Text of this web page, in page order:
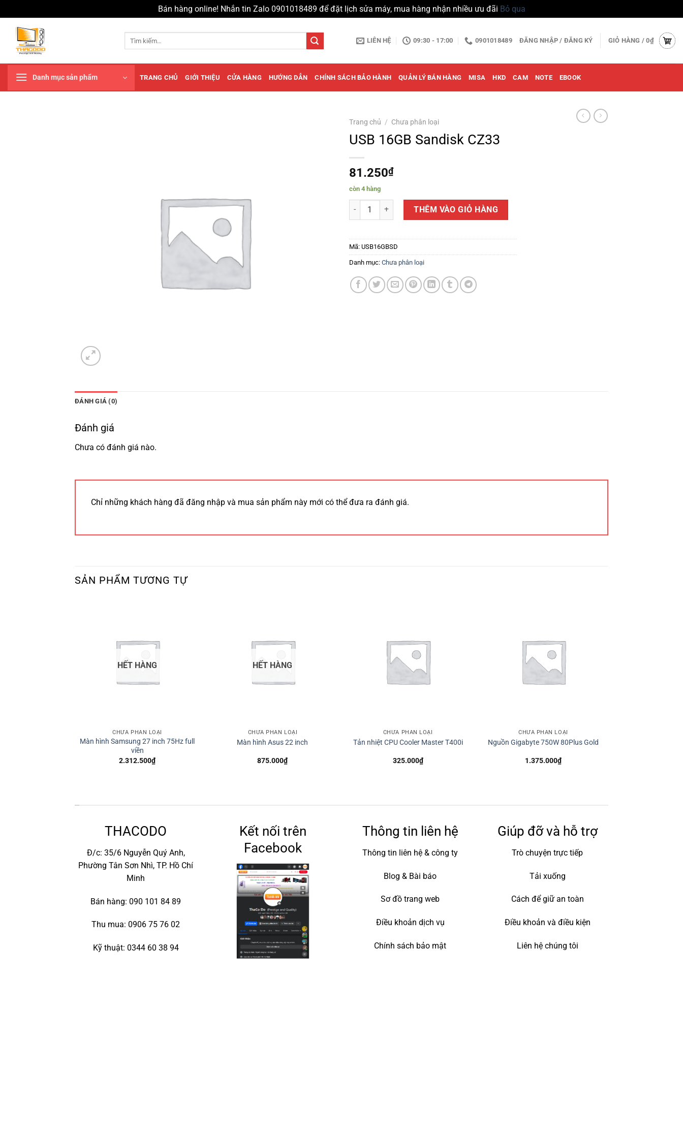
Bán hàng online! Nhắn tin Zalo 0901018489 để đặt lịch sửa máy, mua hàng nhận nhiều ưu đãi Bỏ qua
dung
Tìm
LIÊN HỆ 09:30 - 17:00 0901018489 ĐĂNG NHẬP / ĐĂNG KÝ GIỎ HÀNG /0₫
Danh mục sản phẩm TRANG CHỦ GIỚI THIỆU CỬA HÀNG HƯỚNG DẪN CHÍNH SÁCH BẢO HÀNH QUẢN LÝ BÁN HÀNG MISA HKD CAM NOTE EBOOK
Trang chủ / Chưa phân loại
USB 16GB Sandisk CZ33
81.250₫
còn 4 hàng
USB 16GB Sandisk CZ33 số lượngTHÊM VÀO GIỎ HÀNG
Mã: USB16GBSD
Danh mục: Chưa phân loại
ĐÁNH GIÁ (0)
Đánh giá
Chưa có đánh giá nào.
Chỉ những khách hàng đã đăng nhập và mua sản phẩm này mới có thể đưa ra đánh giá.
SẢN PHẨM TƯƠNG TỰ
HẾT HÀNG
CHƯA PHÂN LOẠI
Màn hình Samsung 27 inch 75Hz full
viền
2.312.500₫
HẾT HÀNG
CHƯA PHÂN LOẠI
Màn hình Asus 22 inch
875.000₫
CHƯA PHÂN LOẠI
Tản nhiệt CPU Cooler Master T400i
325.000₫
CHƯA PHÂN LOẠI
Nguồn Gigabyte 750W 80Plus Gold
1.375.000₫
THACODO
Đ/c: 35/6 Nguyễn Quý Anh,
Phường Tân Sơn Nhì, TP. Hồ Chí
Minh
Bán hàng: 090 101 84 89
Thu mua: 0906 75 76 02
Kỹ thuật: 0344 60 38 94
Kết nối trên
Facebook
Thông tin liên hệ
Thông tin liên hệ & công ty
Blog & Bài báo
Sơ đồ trang web
Điều khoản dịch vụ
Chính sách bảo mật
Giúp đỡ và hỗ trợ
Trò chuyện trực tiếp
Tải xuống
Cách để giữ an toàn
Điều khoản và điều kiện
Liên hệ chúng tôi